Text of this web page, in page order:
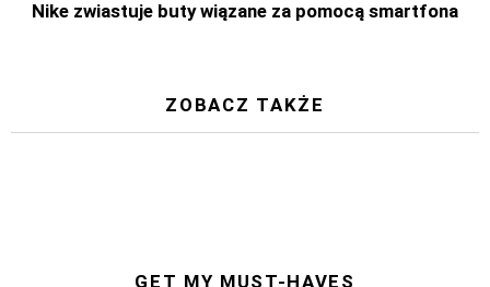
Nike zwiastuje buty wiązane za pomocą smartfona
ZOBACZ TAKŻE
GET MY MUST-HAVES